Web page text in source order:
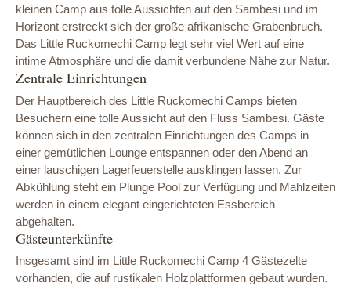
kleinen Camp aus tolle Aussichten auf den Sambesi und im
Horizont erstreckt sich der große afrikanische Grabenbruch.
Das Little Ruckomechi Camp legt sehr viel Wert auf eine
intime Atmosphäre und die damit verbundene Nähe zur Natur.
Zentrale Einrichtungen
Der Hauptbereich des Little Ruckomechi Camps bieten
Besuchern eine tolle Aussicht auf den Fluss Sambesi. Gäste
können sich in den zentralen Einrichtungen des Camps in
einer gemütlichen Lounge entspannen oder den Abend an
einer lauschigen Lagerfeuerstelle ausklingen lassen. Zur
Abkühlung steht ein Plunge Pool zur Verfügung und Mahlzeiten
werden in einem elegant eingerichteten Essbereich
abgehalten.
Gästeunterkünfte
Insgesamt sind im Little Ruckomechi Camp 4 Gästezelte
vorhanden, die auf rustikalen Holzplattformen gebaut wurden.